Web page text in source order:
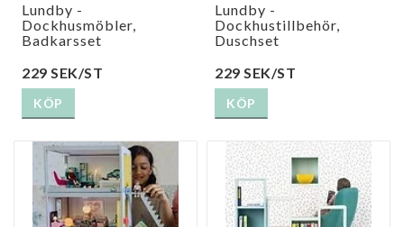
Lundby -
Dockhusmöbler,
Badkarsset
229 SEK/ST
KÖP
Lundby -
Dockhustillbehör,
Duschset
229 SEK/ST
KÖP